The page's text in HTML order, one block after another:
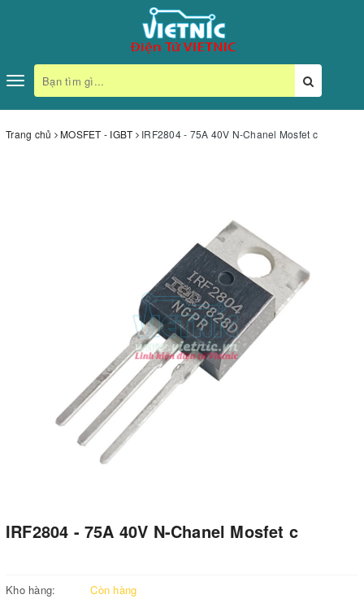
Toggle
navigation
Trang chủ MOSFET - IGBT IRF2804 - 75A 40V N-Chanel Mosfet c
IRF2804 - 75A 40V N-Chanel Mosfet c
Kho hàng:
Còn hàng